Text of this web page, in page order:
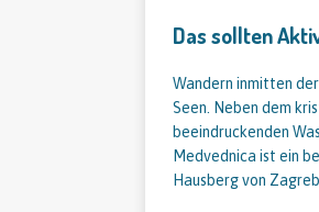
Das sollten
Wandern inmitten
Seen. Neben dem
beeindruckenden
Medvednica ist ein
Hausberg von